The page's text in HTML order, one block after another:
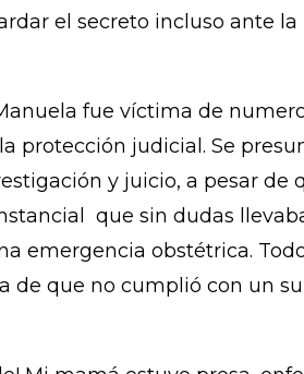
El Salvador violó la
de Manuela, y dictaminó
el aborto. Para la Corte
el secreto incluso ante la
fue víctima de
protección judicial. Se
y juicio, a pesar de